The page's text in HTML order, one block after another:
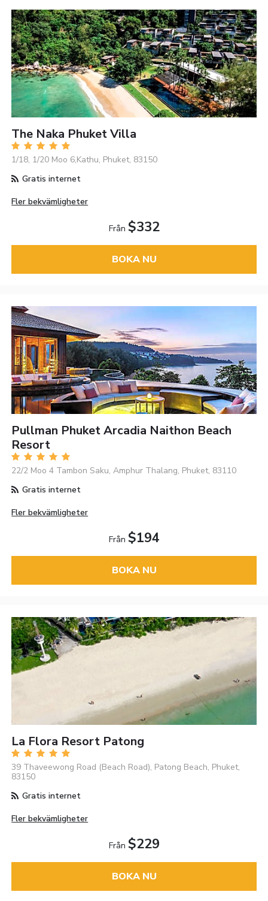
The Naka Phuket Villa
1/18, 1/20 Moo 6,Kathu, Phuket, 83150
Gratis internet
Fler bekvämligheter
Från $332
BOKA NU
Pullman Phuket Arcadia Naithon Beach
Resort
22/2 Moo 4 Tambon Saku, Amphur Thalang, Phuket, 83110
Gratis internet
Fler bekvämligheter
Från $194
BOKA NU
La Flora Resort Patong
39 Thaveewong Road (Beach Road), Patong Beach, Phuket,
83150
Gratis internet
Fler bekvämligheter
Från $229
BOKA NU